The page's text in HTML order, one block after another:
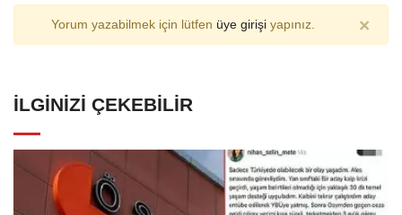
Yorum yazabilmek için lütfen üye girişiyapınız. ×
İLGINIZI ÇEKEBILIR